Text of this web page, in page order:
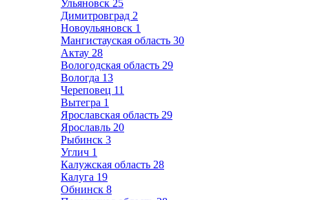
Ульяновск 25
Димитровград 2
Новоульяновск 1
Мангистауская область 30
Актау 28
Вологодская область 29
Вологда 13
Череповец 11
Вытегра 1
Ярославская область 29
Ярославль 20
Рыбинск 3
Углич 1
Калужская область 28
Калуга 19
Обнинск 8